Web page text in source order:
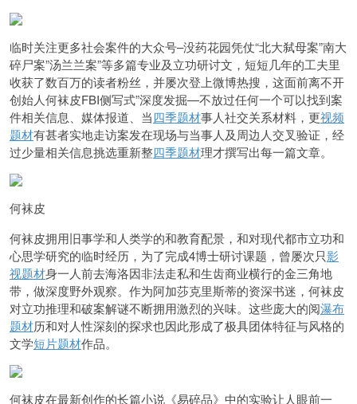
临时关注更多社会案件的大众号–没药花园凭仗“北大弑母案”南大
碎尸案”汤兰兰案”等多篇专业及立功研讨文，短短几年的工夫里
收获了数百万的读者粉丝，并屡次登上微博热搜，这面前离不开
创始人何袜皮FBI侧写式”深度发掘—不放过任何一个可以找到案
件相关信息、媒体报道、当四季题材事人社交关系材料，更视频
题材有甚者实地走访案发在现场与当事人及周边人交叉验证，经
过少量相关信息挑选重新整四季题材理才撰写出每一篇文章。
何袜皮
何袜皮拥用旧事学和人类学的和教育配景，和对现代都市立功和
心思学研究的临时经历，为了完成4博士研讨课题，曾屡次只影
视题材身一人前去海洛因非法走私和生齿商业横行的金三角地
带，做深度野外观察。作为阿加莎克里斯蒂的资深书迷，何袜皮
对立功推理和破案解谜不断拥用激烈的兴味。这些庞大的阅瀑布
题材历和对人性深刻的探求也因此形成了极具团体特征与风格的
文学短片题材作品。
何袜皮在最新创作的长篇小说《易碎品》中的实验让人眼前一